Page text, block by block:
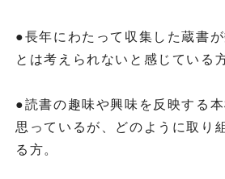
●長年にわたって収集した蔵書
とは考えられないと感じている
●読書の趣味や興味を反映する
思っているが、どのように取り
る方。